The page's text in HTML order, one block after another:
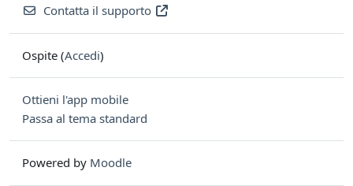
Contatta il supporto
Ospite (Accedi)
Ottieni l'app mobile
Passa al tema standard
Powered by Moodle